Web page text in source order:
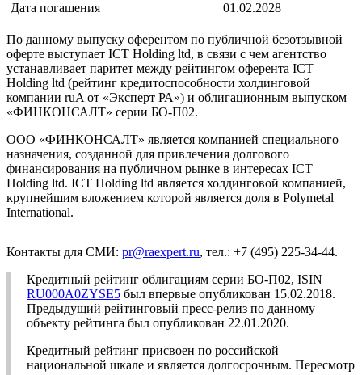
Дата погашения
01.02.2028
По данному выпуску оферентом по публичной безотзывной
оферте выступает ICT Holding ltd, в связи с чем агентство
устанавливает паритет между рейтингом оферента ICT
Holding ltd (рейтинг кредитоспособности холдинговой
компании ruA от «Эксперт РА») и облигационным выпуском
«ФИНКОНСАЛТ» серии БО-П02.
ООО «ФИНКОНСАЛТ» является компанией специального
назначения, созданной для привлечения долгового
финансирования на публичном рынке в интересах ICT
Holding ltd. ICT Holding ltd является холдинговой компанией,
крупнейшим вложением которой является доля в Polymetal
International.
Контакты для СМИ: pr@raexpert.ru, тел.: +7 (495) 225-34-44.
Кредитный рейтинг облигациям серии БО-П02, ISIN
RU000A0ZYSE5 был впервые опубликован 15.02.2018.
Предыдущий рейтинговый пресс-релиз по данному
объекту рейтинга был опубликован 22.01.2020.
Кредитный рейтинг присвоен по российской
национальной шкале и является долгосрочным. Пересмотр